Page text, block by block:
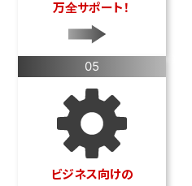
万全サポート！
05
ビジネス向けの